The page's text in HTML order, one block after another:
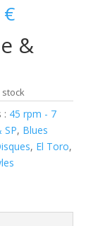
€
&
stock
: 45 rpm - 7
SP, Blues
, El Toro,